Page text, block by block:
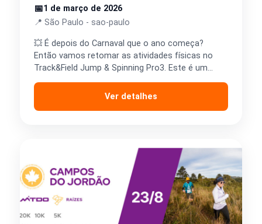
📅1 de março de 2026
📍 São Paulo - sao-paulo
💥 É depois do Carnaval que o ano começa?
Então vamos retomar as atividades físicas no
Track&Field Jump & Spinning Pro3. Este é um…
Ver detalhes